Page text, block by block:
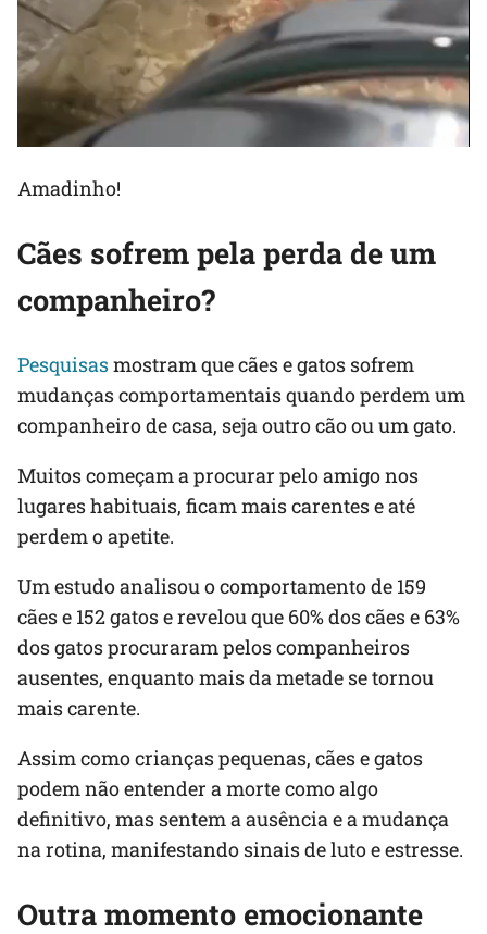
Amadinho!
Cães sofrem pela perda de um
companheiro?
Pesquisasmostram que cães e gatos sofrem
mudanças comportamentais quando perdem um
companheiro de casa, seja outro cão ou um gato.
Muitos começam a procurar pelo amigo nos
lugares habituais, ficam mais carentes e até
perdem o apetite.
Um estudo analisou o comportamento de 159
cães e 152 gatos e revelou que 60% dos cães e 63%
dos gatos procuraram pelos companheiros
ausentes, enquanto mais da metade se tornou
mais carente.
Assim como crianças pequenas, cães e gatos
podem não entender a morte como algo
definitivo, mas sentem a ausência e a mudança
na rotina, manifestando sinais de luto e estresse.
Outra momento emocionante